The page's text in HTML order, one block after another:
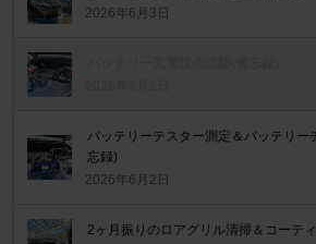
2026年6月3日
バッテリーテスター測定＆バッテリー
忘録)
2026年6月2日
2ヶ月振りのロアグリル清掃＆コーテ